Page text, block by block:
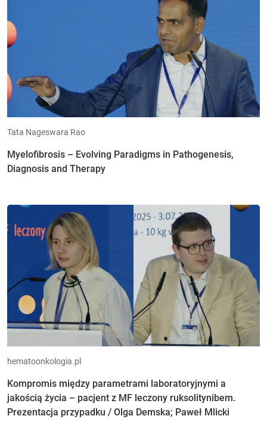
Tata Nageswara Rao
Myelofibrosis – Evolving Paradigms in Pathogenesis,
Diagnosis and Therapy
hematoonkologia.pl
Kompromis między parametrami laboratoryjnymi a
jakością życia – pacjent z MF leczony ruksolitynibem.
Prezentacja przypadku / Olga Demska; Paweł Mlicki